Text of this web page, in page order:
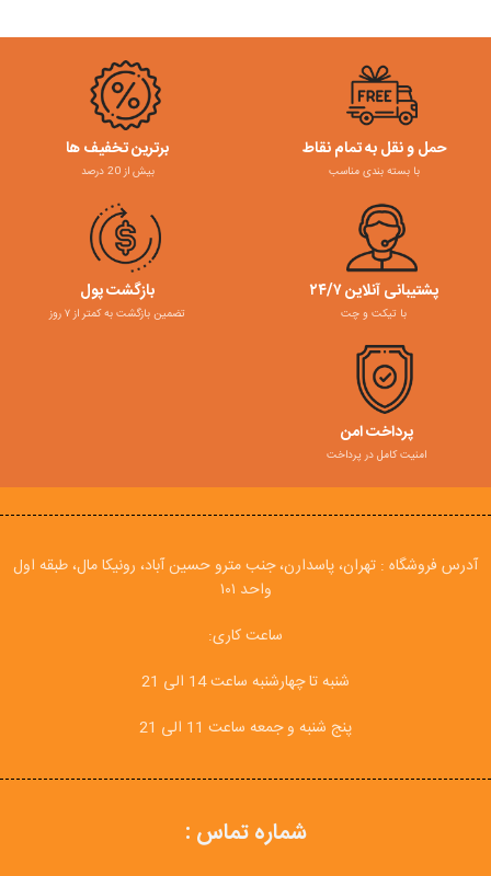
حمل و نقل به تمام نقاط
با بسته بندی مناسب
برترین تخفیف ها
بیش از 20 درصد
پشتیبانی آنلاین ۲۴/۷
با تیکت و چت
بازگشت پول
تضمین بازگشت به کمتر از ۷ روز
پرداخت امن
امنیت کامل در پرداخت
آدرس فروشگاه : تهران، پاسدارن، جنب مترو حسین آباد، رونیکا مال، طبقه اول
واحد ۱۰۱
ساعت کاری:
شنبه تا چهارشنبه ساعت 14 الی 21
پنج شنبه و جمعه ساعت 11 الی 21
شماره تماس :